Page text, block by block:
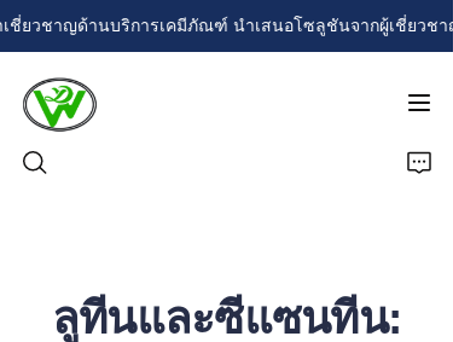
วชาญด้านบริการเคมีภัณฑ์ นำเสนอโซลูชันจากผู้เชี่ยวชา
ด้วยประสบการณ์กว่า
บริการเคมีภัณฑ์ นำ
เชี่ยวชาญที่ปรับให้
เหมาะกับความต้องการที่
มั่นใจได้ถึงการสนับสนุน
ที่เชื่อถือได้สำหรับทุก
ลูทีนและซีแซนทีน:
เกี่ยวกับเรา